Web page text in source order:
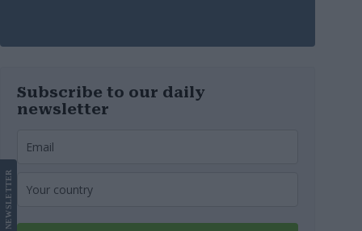
Subscribe to our daily
newsletter
NEWS
LETTER